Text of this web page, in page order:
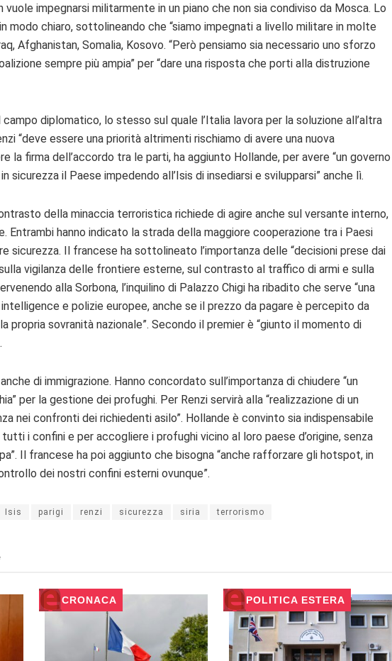
vuole impegnarsi militarmente in un piano che non sia condiviso da Mosca. Lo
modo chiaro, sottolineando che “siamo impegnati a livello militare in molte
Afghanistan, Somalia, Kosovo. “Però pensiamo sia necessario uno sforzo
sempre più ampia” per “dare una risposta che porti alla distruzione
campo diplomatico, lo stesso sul quale l’Italia lavora per la soluzione all’altra
“deve essere una priorità altrimenti rischiamo di avere una nuova
la firma dell’accordo tra le parti, ha aggiunto Hollande, per avere “un governo
sicurezza il Paese impedendo all’Isis di insediarsi e svilupparsi” anche lì.
della minaccia terroristica richiede di agire anche sul versante interno,
Entrambi hanno indicato la strada della maggiore cooperazione tra i Paesi
sicurezza. Il francese ha sottolineato l’importanza delle “decisioni prese dai
vigilanza delle frontiere esterne, sul contrasto al traffico di armi e sulla
alla Sorbona, l’inquilino di Palazzo Chigi ha ribadito che serve “una
e polizie europee, anche se il prezzo da pagare è percepito da
propria sovranità nazionale”. Secondo il premier è “giunto il momento di
di immigrazione. Hanno concordato sull’importanza di chiudere “un
per la gestione dei profughi. Per Renzi servirà alla “realizzazione di un
nei confronti dei richiedenti asilo”. Hollande è convinto sia indispensabile
i confini e per accogliere i profughi vicino al loro paese d’origine, senza
Il francese ha poi aggiunto che bisogna “anche rafforzare gli hotspot, in
dei nostri confini esterni ovunque”.
Isis parigi renzi sicurezza siria terrorismo
CRONACA POLITICA ESTERA